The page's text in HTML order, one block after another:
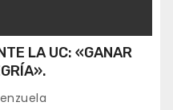
LA UC: «GANAR